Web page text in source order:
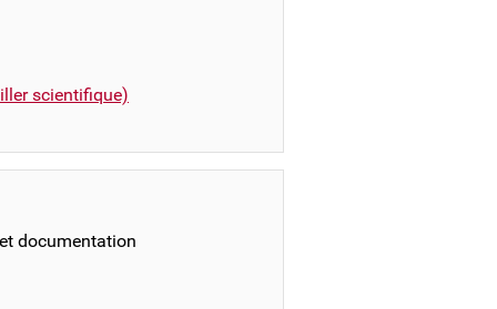
scientifique)
documentation